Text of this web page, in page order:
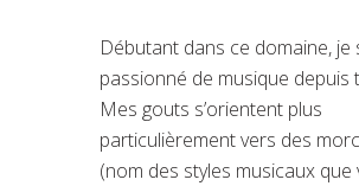
Débutant dans ce domaine, je
passionné de musique depuis
Mes gouts s’orientent plus
particulièrement vers des
(nom des styles musicaux que